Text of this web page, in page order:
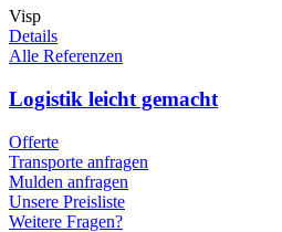
Visp
Details
Alle Referenzen
Logistik leicht gemacht
Offerte
Transporte anfragen
Mulden anfragen
Unsere Preisliste
Weitere Fragen?